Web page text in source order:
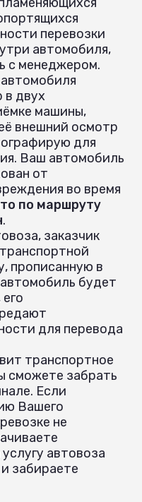
перевозки
автомобиля,
с менеджером.
в двух
машины,
внешний осмотр
для
Ваш автомобиль
от
во время
по маршруту
.
заказчик
прописанную в
будет
для перевода
транспортное
сможете забрать
Если
Вашего
не
автовоза
забираете